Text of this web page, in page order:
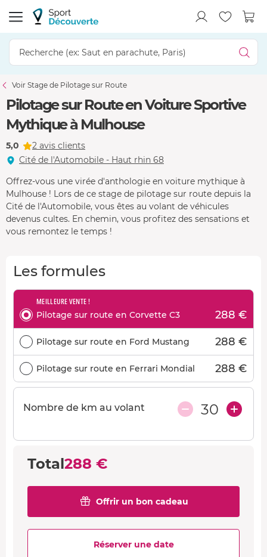
Voir Stage de Pilotage sur Route
Pilotage sur Route en Voiture Sportive
Mythique à Mulhouse
5,0
2 avis clients
Cité de l'Automobile - Haut rhin 68
Offrez-vous une virée d'anthologie en voiture mythique à
Mulhouse ! Lors de ce stage de pilotage sur route depuis la
Cité de l'Automobile, vous êtes au volant de véhicules
devenus cultes. En chemin, vous profitez des sensations et
vous remontez le temps !
Les formules
MEILLEURE VENTE !
Pilotage sur route en Corvette C3 288 €
Pilotage sur route en Ford Mustang 288 €
Pilotage sur route en Ferrari Mondial 288 €
Nombre de km au volant 30
Total288 €
Offrir un bon cadeau
Réserver une date